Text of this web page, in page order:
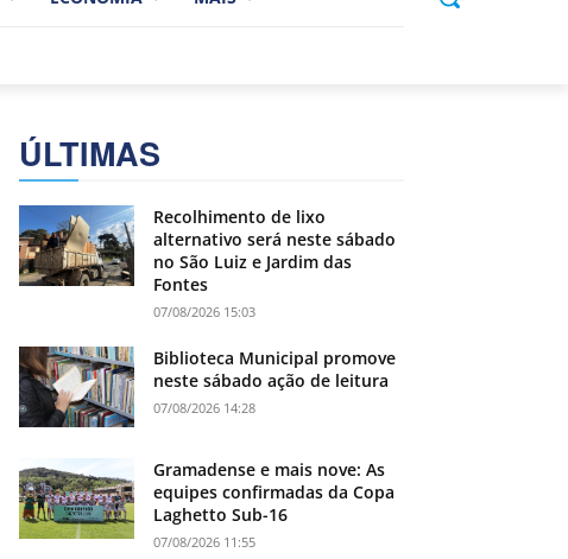
ÚLTIMAS
Recolhimento de lixo
alternativo será neste sábado
no São Luiz e Jardim das
Fontes
07/08/2026 15:03
Biblioteca Municipal promove
neste sábado ação de leitura
07/08/2026 14:28
Gramadense e mais nove: As
equipes confirmadas da Copa
Laghetto Sub-16
07/08/2026 11:55